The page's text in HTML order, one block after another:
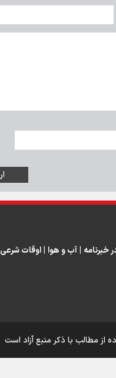
خبرنامه آب و هوا اوقات شرعی
از مطالب با ذکر منبع آزاد است